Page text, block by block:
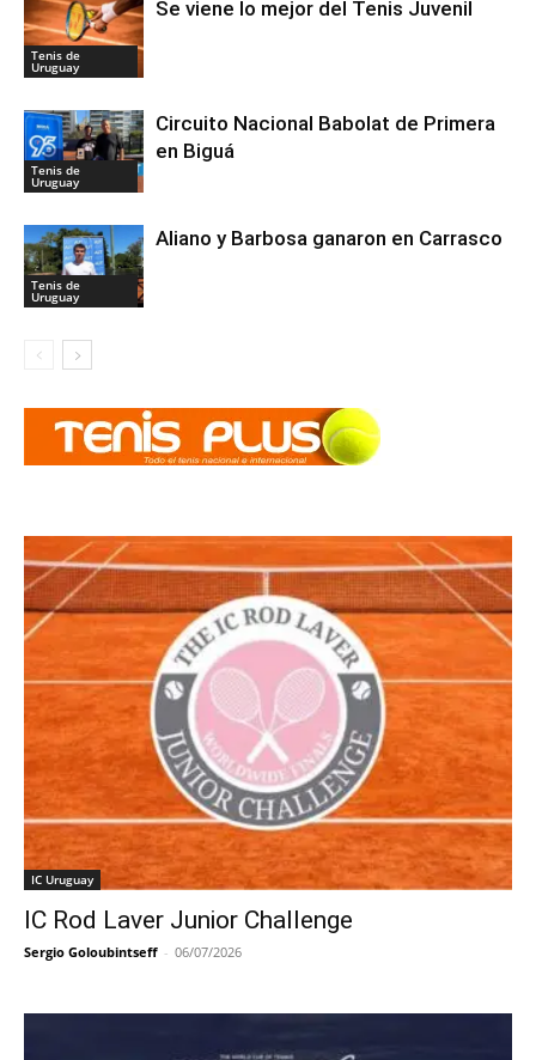
Tenis de
Uruguay
Se viene lo mejor del Tenis Juvenil
Tenis de
Uruguay
Circuito Nacional Babolat de Primera
en Biguá
Tenis de
Uruguay
Aliano y Barbosa ganaron en Carrasco
IC Uruguay
IC Rod Laver Junior Challenge
Sergio Goloubintseff - 06/07/2026